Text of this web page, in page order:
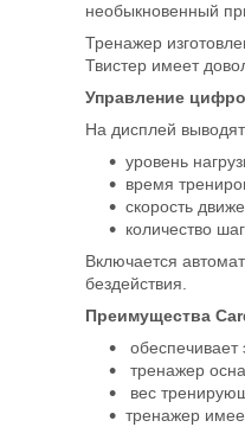
необыкновенный
Тренажер
Твистер имеет
Управление
На дисплей
уровень
время
скорость
количество
Включается
бездействия.
Преимущества
тренажер
вес
тренажер